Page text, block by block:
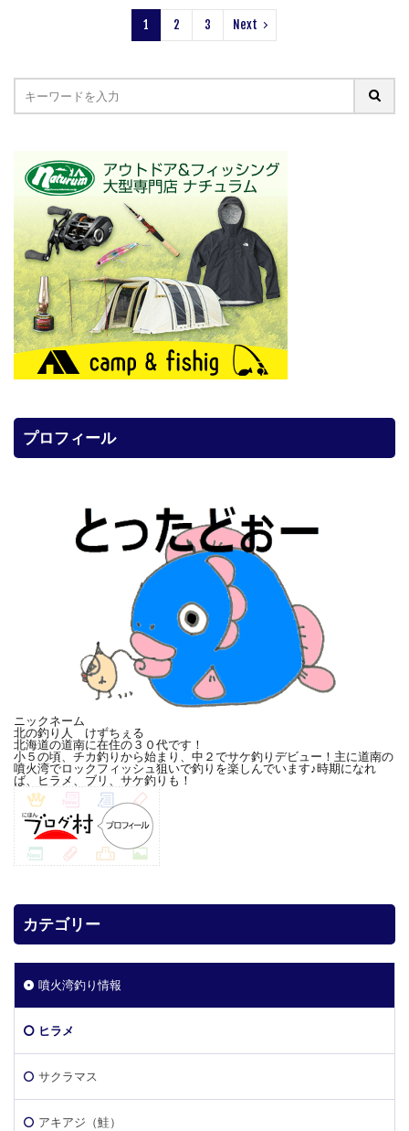
1 2 3 Next
プロフィール
ニックネーム
北の釣り人 けずちぇる
北海道の道南に在住の３０代です！
小５の頃、チカ釣りから始まり、中２でサケ釣りデビュー！主に道南の
噴火湾でロックフィッシュ狙いで釣りを楽しんでいます♪時期になれ
ば、ヒラメ、ブリ、サケ釣りも！
カテゴリー
噴火湾釣り情報
ヒラメ
サクラマス
アキアジ（鮭）